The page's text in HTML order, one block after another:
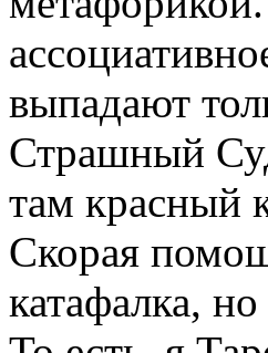
выпадают
Страшный
там красный
Скорая
катафалка,